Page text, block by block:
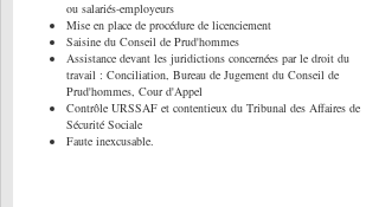
ou salariés-employeurs
Mise en place de procédure de licenciement
Saisine du Conseil de Prud'hommes
Assistance devant les juridictions concernées par le droit du
travail : Conciliation, Bureau de Jugement du Conseil de
Prud'hommes, Cour d'Appel
Contrôle URSSAF et contentieux du Tribunal des Affaires de
Sécurité Sociale
Faute inexcusable.